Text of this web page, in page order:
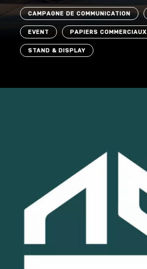
CAMPAGNE DE COMMUNICATION
EVENT PAPIERS COMMERCIAUX
STAND & DISPLAY